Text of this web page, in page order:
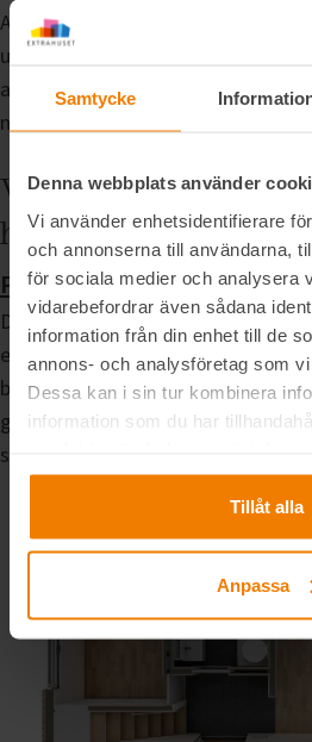
Samtycke
Denna webbplats använder
Vi använder enhetsidentifierare
och annonserna till användarna,
för sociala medier och analysera
vidarebefordrar även sådana
information från din enhet till de
annons- och analysföretag som
Dessa kan i sin tur kombinera
information som du har
Tillåt alla
Anpassa
Att arbeta hemifrån kan ibland
under långa perioder. Se till att ta
att sträcka på benen, gå ut och få
några snabba övningar för att hålla
Våra favorit
hemmakontor i ett
Planlösning 2 – Sovrum och
Denna planlösning är ett bra
ett separat rum för ditt
behålla större utrymmen i
genom att trappan flyttas till
smart och funktionellt utnyttjande